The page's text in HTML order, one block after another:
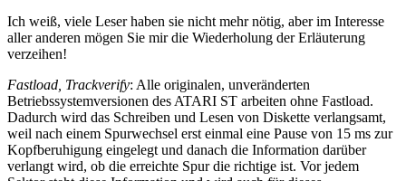
Ich weiß, viele Leser haben sie nicht mehr nötig, aber im Interesse
aller anderen mögen Sie mir die Wiederholung der Erläuterung
verzeihen!
Fastload, Trackverify: Alle originalen, unveränderten
Betriebssystemversionen des ATARI ST arbeiten ohne Fastload.
Dadurch wird das Schreiben und Lesen von Diskette verlangsamt,
weil nach einem Spurwechsel erst einmal eine Pause von 15 ms zur
Kopfberuhigung eingelegt und danach die Information darüber
verlangt wird, ob die erreichte Spur die richtige ist. Vor jedem